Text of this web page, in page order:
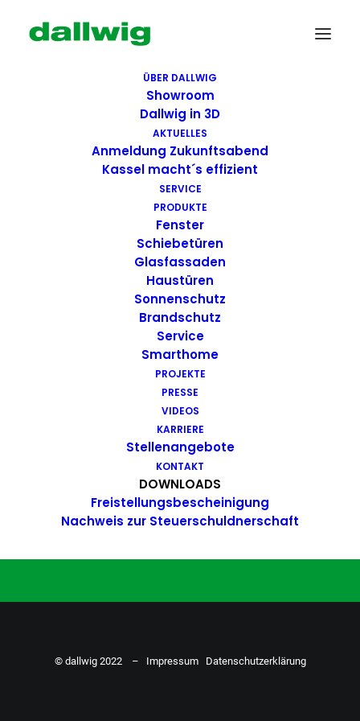
ÜBER DALLWIG
Showroom
Dallwig in 3D
AKTUELLES
Anmeldung Zukunftsabend
Kassel macht´s effizient
SERVICE
PRODUKTE
Fenster
Schiebetüren
Glasfassaden
Haustüren
Sonnenschutz
Brandschutz
Service
Smarthome
PROJEKTE
PRESSE
VIDEOS
KARRIERE
Stellenangebote
KONTAKT
DOWNLOADS
Freistellungsbescheinigung
Nachweis zur Steuerschuldnerschaft
Wir suchen Dich!
Dallwig bietet
Perspektive
Du hast Bock auf einen Job mit
Action. Bewirb dich ganz einfach
ZU DEN STELLENANGEBOTEN
© dallwig 2022 – Impressum Datenschutzerklärung